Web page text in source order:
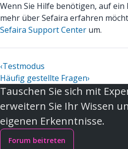
Wenn Sie Hilfe benötigen, auf
mehr über Sefaira erfahren
Sefaira Support Center um.
‹Testmodus
Häufig gestellte Fragen›
Tauschen Sie sich mit
erweitern Sie Ihr Wissen
eigenen Erkenntnisse.
Forum beitreten